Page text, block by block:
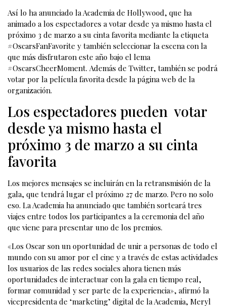
Así lo ha anunciado la Academia de Hollywood, que ha
animado a los espectadores a votar desde ya mismo hasta el
próximo 3 de marzo a su cinta favorita mediante la etiqueta
#OscarsFanFavorite y también seleccionar la escena con la
que más disfrutaron este año bajo el lema
#OscarsCheerMoment. Además de Twitter, también se podrá
votar por la película favorita desde la página web de la
organización.
Los espectadores pueden votar
desde ya mismo hasta el
próximo 3 de marzo a su cinta
favorita
Los mejores mensajes se incluirán en la retransmisión de la
gala, que tendrá lugar el próximo 27 de marzo. Pero no solo
eso. La Academia ha anunciado que también sorteará tres
viajes entre todos los participantes a la ceremonia del año
que viene para presentar uno de los premios.
«Los Oscar son un oportunidad de unir a personas de todo el
mundo con su amor por el cine y a través de estas actividades
los usuarios de las redes sociales ahora tienen más
oportunidades de interactuar con la gala en tiempo real,
formar comunidad y ser parte de la experiencia», afirmó la
vicepresidenta de ‘marketing’ digital de la Academia, Meryl